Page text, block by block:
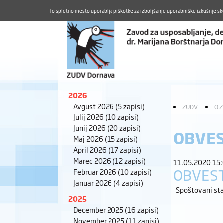
2026
Avgust 2026 (5 zapisi)
Julij 2026 (10 zapisi)
Junij 2026 (20 zapisi)
Maj 2026 (15 zapisi)
April 2026 (17 zapisi)
Marec 2026 (12 zapisi)
Februar 2026 (10 zapisi)
Januar 2026 (4 zapisi)
2025
December 2025(16 zapisi)
November 2025(11 zapisi)
ZUDV O
11.05.2020
Spoštovani
To spletno mesto uporablja piškotke za izboljšanje uporabniške izkušnje